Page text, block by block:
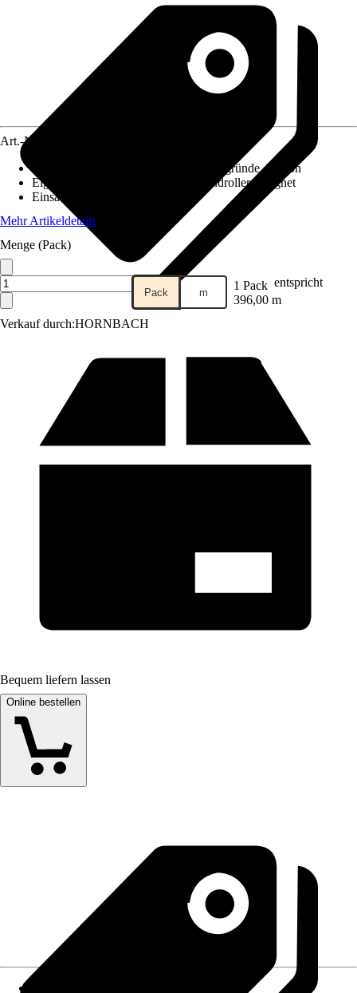
Verkauf durch:HORNBACH
Art.-Nr.
Glatte Untergründe, Karton
Eigenschaften
Gebrauchsfertig, Handroller geeignet
Einsatzbereich
Mehr Artikeldetails
Menge (Pack)
Pack m 1 Pack entspricht
396,00 m
Bequem liefern lassen
Online bestellen